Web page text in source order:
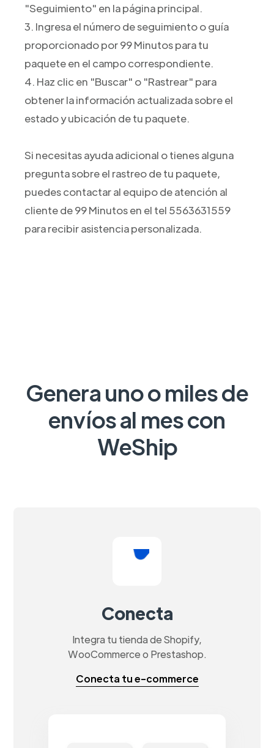
"Seguimiento" en la página principal.
3. Ingresa el número de seguimiento o guía
proporcionado por 99 Minutos para tu
paquete en el campo correspondiente.
4. Haz clic en "Buscar" o "Rastrear" para
obtener la información actualizada sobre el
estado y ubicación de tu paquete.
Si necesitas ayuda adicional o tienes alguna
pregunta sobre el rastreo de tu paquete,
puedes contactar al equipo de atención al
cliente de 99 Minutos en el tel 5563631559
para recibir asistencia personalizada.
Genera uno o miles de
envíos al mes con
WeShip
Conecta
Integra tu tienda de Shopify,
WooCommerce o Prestashop.
Conecta tu e-commerce